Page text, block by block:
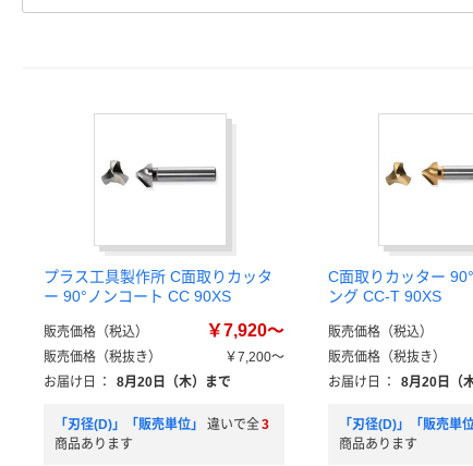
プラス工具製作所 C面取りカッタ
ー 90°ノンコート CC 90XS
販売価格（税込） ￥7,920～
販売価格（税抜き）
￥7,200～
お届け日
： 8月20日（木）まで
「刃径(D)」「販売単位」 違いで全3
商品あります
C面取りカッター
ング CC-T 90XS
販売価格（税込）
販売価格（税抜き）
お届け日
： 8月20日（
「刃径(D)」「販売単位
商品あります